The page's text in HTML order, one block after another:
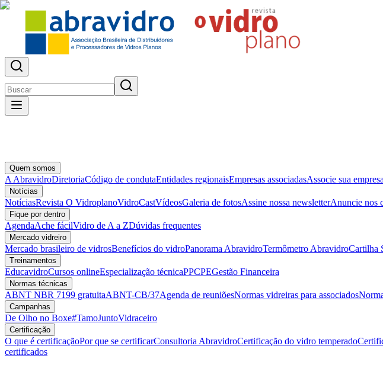
Quem somos
A AbravidroDiretoriaCódigo de condutaEntidades regionaisEmpresas associadasAssocie sua empresa
Notícias
NotíciasRevista O VidroplanoVidroCastVídeosGaleria de fotosAssine nossa newsletterAnuncie nos
Fique por dentro
AgendaAche fácilVidro de A a ZDúvidas frequentes
Mercado vidreiro
Mercado brasileiro de vidrosBenefícios do vidroPanorama AbravidroTermômetro AbravidroCartilha
Treinamentos
EducavidroCursos onlineEspecialização técnicaPPCPEGestão Financeira
Normas técnicas
ABNT NBR 7199 gratuitaABNT-CB/37Agenda de reuniõesNormas vidreiras para associados
Campanhas
De Olho no Boxe#TamoJuntoVidraceiro
Certificação
O que é certificaçãoPor que se certificarConsultoria AbravidroCertificação do vidro temperado
certificados